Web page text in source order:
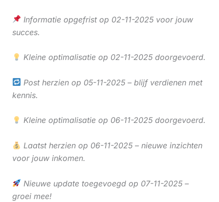
Informatie opgefrist op 02-11-2025 voor jouw
succes.
Kleine optimalisatie op 02-11-2025 doorgevoerd.
Post herzien op 05-11-2025 – blijf verdienen met
kennis.
Kleine optimalisatie op 06-11-2025 doorgevoerd.
Laatst herzien op 06-11-2025 – nieuwe inzichten
voor jouw inkomen.
Nieuwe update toegevoegd op 07-11-2025 –
groei mee!